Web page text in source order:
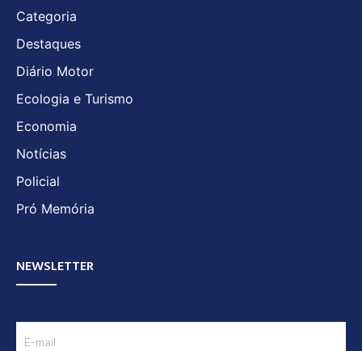
Categoria
Destaques
Diário Motor
Ecologia e Turismo
Economia
Notícias
Policial
Pró Memória
NEWSLETTER